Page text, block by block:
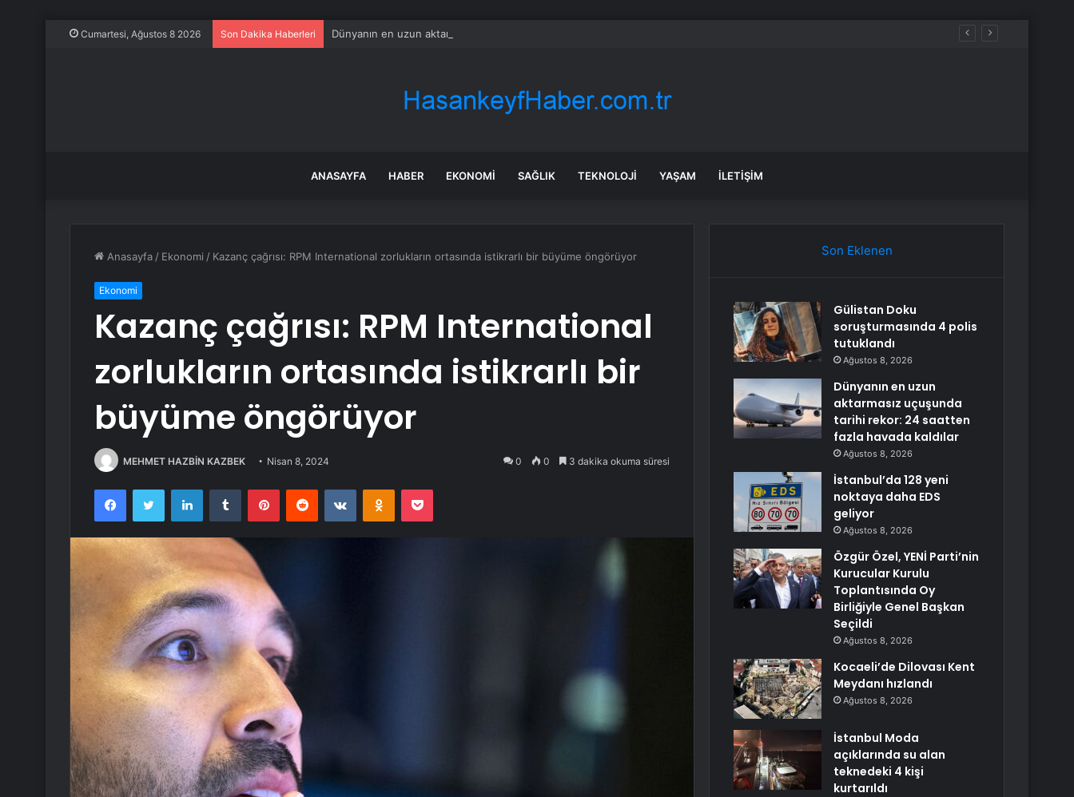
Cumartesi, Ağustos 8 2026 Son Dakika Haberleri Dünyanın en uzun aktarmasız uçuşunda tarihi rekor: 24 saatten fazla havada kaldılar
ANASAYFA HABER EKONOMI SAĞLIK TEKNOLOJI YAŞAM İLETIŞIM
Anasayfa / Ekonomi / Kazanç çağrısı: RPM International zorlukların ortasında istikrarlı bir büyüme öngörüyor
Ekonomi
Kazanç çağrısı: RPM International
zorlukların ortasında istikrarlı bir
büyüme öngörüyor
MEHMET HAZBİN KAZBEK Nisan 8, 2024 0 0 3 dakika okuma süresi
FacebookTwitter LinkedInTumblr PinterestReddit VKontakteOdnoklassniki
Pocket
Son Eklenen
Gülistan Doku
soruşturmasında 4 polis
tutuklandı
Ağustos 8, 2026
Dünyanın en uzun
aktarmasız uçuşunda
tarihi rekor: 24 saatten
fazla havada kaldılar
Ağustos 8, 2026
İstanbul’da 128 yeni
noktaya daha EDS
geliyor
Ağustos 8, 2026
Özgür Özel, YENİ Parti’nin
Kurucular Kurulu
Toplantısında Oy
Birliğiyle Genel Başkan
Seçildi
Ağustos 8, 2026
Kocaeli’de Dilovası Kent
Meydanı hızlandı
Ağustos 8, 2026
İstanbul Moda
açıklarında su alan
teknedeki 4 kişi
kurtarıldı